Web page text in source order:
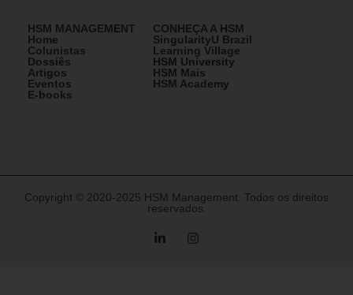
HSM MANAGEMENT
Home
Colunistas
Dossiês
Artigos
Eventos
E-books
CONHEÇA A HSM
SingularityU Brazil
Learning Village
HSM University
HSM Mais
HSM Academy
Copyright © 2020-2025 HSM Management. Todos os direitos
reservados.